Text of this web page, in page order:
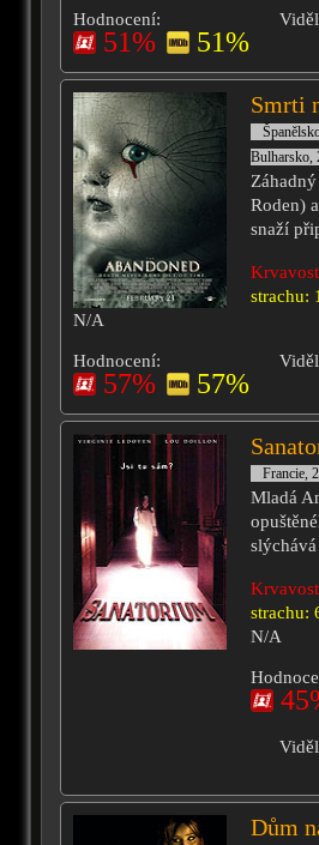
Hodnocení:
51% 51%
Smrti
Bulharsko,
Roden)
snaží
strachu:
N/A
Hodnocení:
57% 57%
Francie,
Mladá
strachu:
N/A
Dům